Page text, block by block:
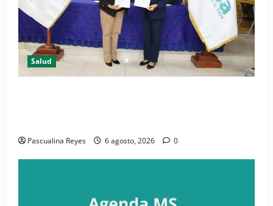
Salud
Pascualina Reyes 6 agosto, 2026 0